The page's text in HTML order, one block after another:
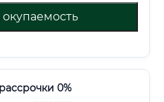
окупаемость
0%